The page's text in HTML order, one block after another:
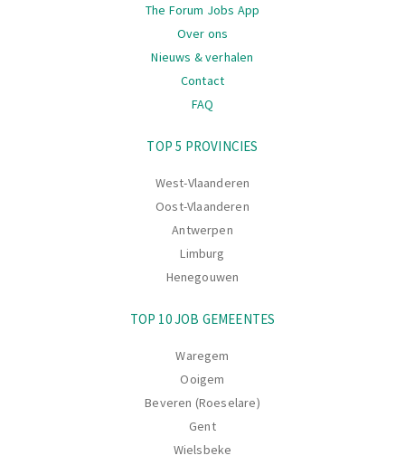
The Forum Jobs App
Over ons
Nieuws & verhalen
Contact
FAQ
TOP 5 PROVINCIES
West-Vlaanderen
Oost-Vlaanderen
Antwerpen
Limburg
Henegouwen
TOP 10 JOB GEMEENTES
Waregem
Ooigem
Beveren (Roeselare)
Gent
Wielsbeke